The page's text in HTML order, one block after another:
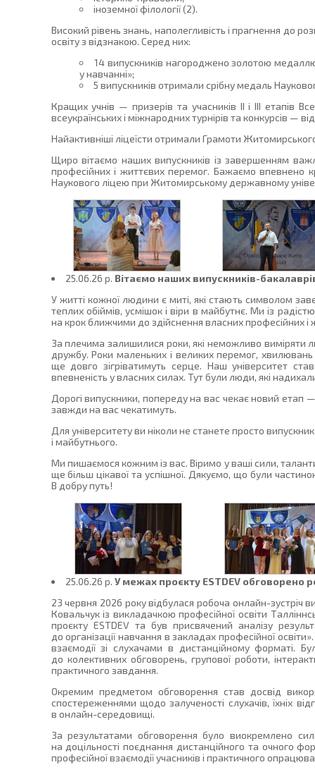
іноземної філології (2).
Високий рівень знань, наполегливість і прагнення до
освіту з відзнакою. Серед них:
14 випускників нагороджено золотою
у навчанні»;
5 випускників отримали срібну медаль
Кращих учнів — призерів та учасників ІІ і ІІІ етапів
всеукраїнських і міжнародних турнірів та конкурсів —
Найактивніші ліцеїсти отримали Грамоти
Щиро вітаємо наших випускників із завершенням
професійних і життєвих перемог. Бажаємо впевнено
Наукового ліцею при Житомирському державному
25.06.26 p. Вітаємо наших випускників-
У житті кожної людини є миті, які стають символом
теплих обіймів, усмішок і віри в майбутнє. Ми із
на крок ближчими до здійснення власних професійних і
За плечима залишилися роки, які неможливо виміряти
дружбу. Роки маленьких і великих перемог,
ще довго зігріватимуть серце. Наш університет
впевненість у власних силах. Тут були люди, які
Дорогі випускники, попереду на вас чекає новий
завжди на вас чекатимуть.
Для університету ви ніколи не станете просто
і майбутнього.
Ми пишаємося кожним із вас. Віримо у ваші сили,
ще більш цікавої та успішної. Дякуємо, що були
В добру путь!
25.06.26 p. У межах проєкту ESTDEV обговорено
23 червня 2026 року відбулася робоча онлайн-зустріч
Ковальчук із викладачкою професійної освіти
проєкту ESTDEV та був присвячений аналізу
до організації навчання в закладах професійної
взаємодії зі слухачами в дистанційному форматі.
до колективних обговорень, групової роботи,
практичного завдання.
Окремим предметом обговорення став досвід
спостереженнями щодо залученості слухачів, їхніх
в онлайн-середовищі.
За результатами обговорення було виокремлено
на доцільності поєднання дистанційного та очного
професійної взаємодії учасників і практичного